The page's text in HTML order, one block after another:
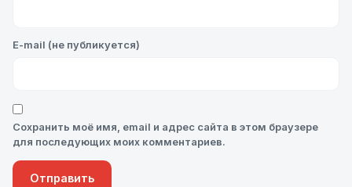
E-mail (не публикуется)
Сохранить моё имя, email и адрес сайта в этом браузере
для последующих моих комментариев.